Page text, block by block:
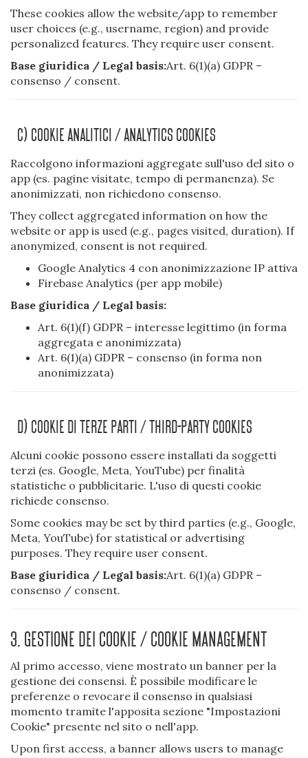
These cookies allow the website/app to remember
user choices (e.g., username, region) and provide
personalized features. They require user consent.
Base giuridica / Legal basis:Art. 6(1)(a) GDPR –
consenso / consent.
C) Cookie Analitici / Analytics Cookies
Raccolgono informazioni aggregate sull'uso del sito o
app (es. pagine visitate, tempo di permanenza). Se
anonimizzati, non richiedono consenso.
They collect aggregated information on how the
website or app is used (e.g., pages visited, duration). If
anonymized, consent is not required.
Google Analytics 4 con anonimizzazione IP attiva
Firebase Analytics (per app mobile)
Base giuridica / Legal basis:
Art. 6(1)(f) GDPR – interesse legittimo (in forma
aggregata e anonimizzata)
Art. 6(1)(a) GDPR – consenso (in forma non
anonimizzata)
D) Cookie Di Terze Parti / Third-Party Cookies
Alcuni cookie possono essere installati da soggetti
terzi (es. Google, Meta, YouTube) per finalità
statistiche o pubblicitarie. L'uso di questi cookie
richiede consenso.
Some cookies may be set by third parties (e.g., Google,
Meta, YouTube) for statistical or advertising
purposes. They require user consent.
Base giuridica / Legal basis:Art. 6(1)(a) GDPR –
consenso / consent.
3. Gestione dei cookie / Cookie management
Al primo accesso, viene mostrato un banner per la
gestione dei consensi. È possibile modificare le
preferenze o revocare il consenso in qualsiasi
momento tramite l'apposita sezione "Impostazioni
Cookie" presente nel sito o nell'app.
Upon first access, a banner allows users to manage